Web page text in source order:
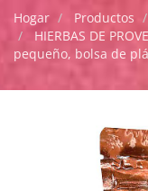
Hogar Productos
HIERBAS DE
pequeño, bolsa de